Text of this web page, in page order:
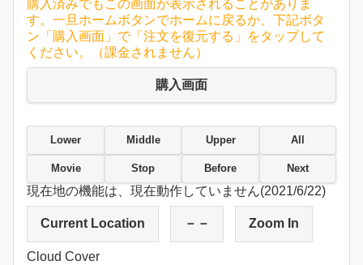
購入済みでもこの画面が表示されることがありま
す。一旦ホームボタンでホームに戻るか、下記ボタ
ン「購入画面」で「注文を復元する」をタップして
ください。（課金されません）
購入画面
Lower Middle Upper All
Movie Stop Before Next
現在地の機能は、現在動作していません(2021/6/22)
Current Location －－ Zoom In
Cloud Cover